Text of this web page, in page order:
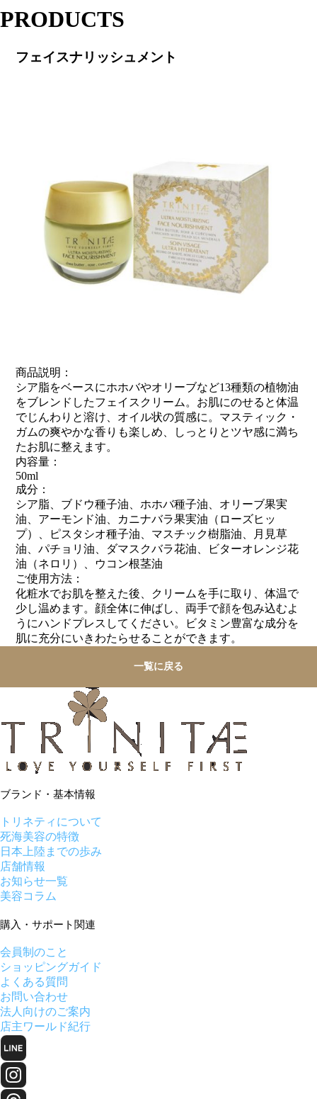
PRODUCTS
フェイスナリッシュメント
商品説明：
シア脂をベースにホホバやオリーブなど13種類の植物油
をブレンドしたフェイスクリーム。お肌にのせると体温
でじんわりと溶け、オイル状の質感に。マスティック・
ガムの爽やかな香りも楽しめ、しっとりとツヤ感に満ち
たお肌に整えます。
内容量：
50ml
成分：
シア脂、ブドウ種子油、ホホバ種子油、オリーブ果実
油、アーモンド油、カニナバラ果実油（ローズヒッ
プ）、ピスタシオ種子油、マスチック樹脂油、月見草
油、パチョリ油、ダマスクバラ花油、ビターオレンジ花
油（ネロリ）、ウコン根茎油
ご使用方法：
化粧水でお肌を整えた後、クリームを手に取り、体温で
少し温めます。顔全体に伸ばし、両手で顔を包み込むよ
うにハンドプレスしてください。ビタミン豊富な成分を
肌に充分にいきわたらせることができます。
一覧に戻る
ブランド・基本情報
トリネティについて
死海美容の特徴
日本上陸までの歩み
店舗情報
お知らせ一覧
美容コラム
購入・サポート関連
会員制のこと
ショッピングガイド
よくある質問
お問い合わせ
法人向けのご案内
店主ワールド紀行